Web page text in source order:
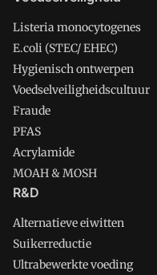
Listeria monocytogenes
E.coli (STEC/ EHEC)
Hygienisch ontwerpen
Voedselveiligheidscultuur
Fraude
PFAS
Acrylamide
MOAH & MOSH
R&D
Alternatieve eiwitten
Suikerreductie
Ultrabewerkte voeding